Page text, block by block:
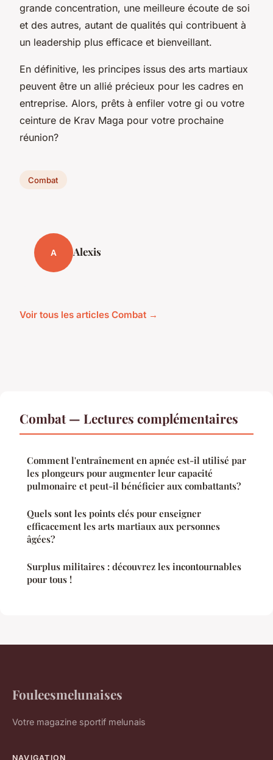
grande concentration, une meilleure écoute de soi
et des autres, autant de qualités qui contribuent à
un leadership plus efficace et bienveillant.
En définitive, les principes issus des arts martiaux
peuvent être un allié précieux pour les cadres en
entreprise. Alors, prêts à enfiler votre gi ou votre
ceinture de Krav Maga pour votre prochaine
réunion?
Combat
A Alexis
Voir tous les articles Combat →
Combat — Lectures complémentaires
Comment l'entraînement en apnée est-il utilisé par
les plongeurs pour augmenter leur capacité
pulmonaire et peut-il bénéficier aux combattants?
Quels sont les points clés pour enseigner
efficacement les arts martiaux aux personnes
âgées?
Surplus militaires : découvrez les incontournables
pour tous !
Fouleesmelunaises
Votre magazine sportif melunais
NAVIGATION